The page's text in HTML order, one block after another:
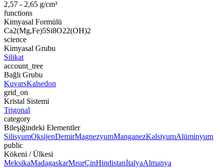
2,57 - 2,65 g/cm³
functions
Kimyasal Formülü
Ca2(Mg,Fe)5Si8O22(OH)2
science
Kimyasal Grubu
Silikat
account_tree
Bağlı Grubu
KuvarsKalsedon
grid_on
Kristal Sistemi
Trigonal
category
Bileşiğindeki Elementler
SilisyumOksijenDemirMagnezyumManganezKalsiyumAlüminyum
public
Kökeni / Ülkesi
MeksikaMadagaskarMısırÇinHindistanİtalyaAlmanya